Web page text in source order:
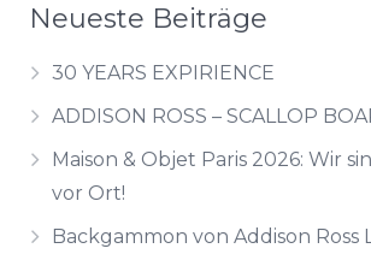
Neueste Beiträge
30 YEARS EXPIRIENCE
ADDISON ROSS – SCALLOP
Maison & Objet Paris 2026: Wir
vor Ort!
Backgammon von Addison Ross